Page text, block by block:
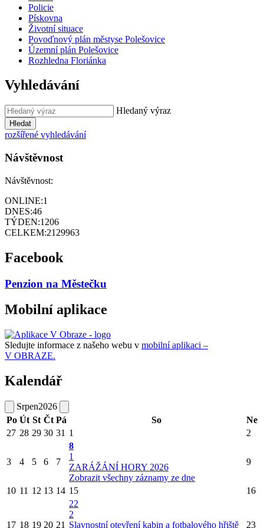
Policie
Pískovna
Životní situace
Povoďnový plán městyse Polešovice
Územní plán Polešovice
Rozhledna Floriánka
Vyhledávání
Hledaný výraz
Hledat
rozšířené vyhledávání
Návštěvnost
Návštěvnost:
ONLINE:1
DNES:46
TÝDEN:1206
CELKEM:2129963
Facebook
Penzion na Městečku
Mobilní aplikace
Sledujte informace z našeho webu v mobilní aplikaci –
V OBRAZE.
Kalendář
Srpen2026
Po Út St Čt Pá So
Ne
27 28 29 30 31 1 2
3 4 5 6 7
8
1
ZARÁŽÁNÍ HORY 2026
Zobrazit všechny záznamy ze dne
9
10 11 12 13 14 15 16
17 18 19 20 21
22
2
Slavnostní otevření kabin a fotbalového hřiště
23